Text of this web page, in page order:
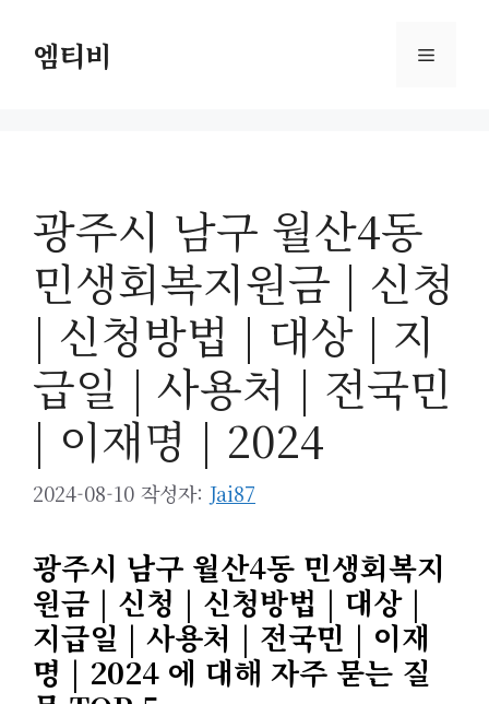
엠티비 메
광주시 남구 월산4동
민생회복지원금 | 신청
| 신청방법 | 대상 | 지
급일 | 사용처 | 전국민
| 이재명 | 2024
2024-08-10 작성자: Jai87
광주시 남구 월산4동 민생회복지
원금 | 신청 | 신청방법 | 대상 |
지급일 | 사용처 | 전국민 | 이재
명 | 2024 에 대해 자주 묻는 질